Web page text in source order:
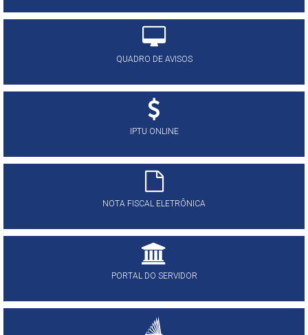
QUADRO DE AVISOS
IPTU ONLINE
NOTA FISCAL ELETRÔNICA
PORTAL DO SERVIDOR